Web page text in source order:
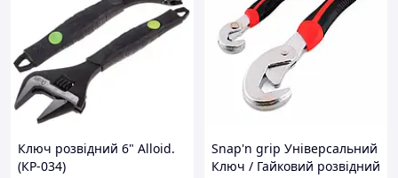
Ключ розвідний 6" Alloid.
(КР-034)
Snap'n grip Універсальний
Ключ / Гайковий розвідний